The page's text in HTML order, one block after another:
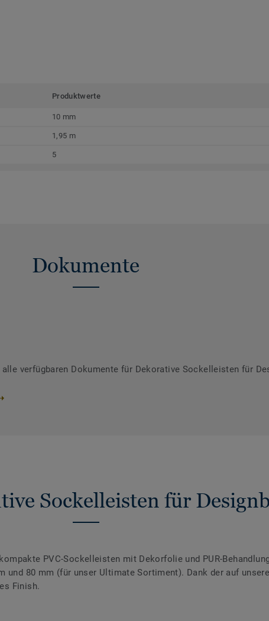
Produktwerte
10 mm
1,95 m
5
Dokumente
verfügbaren Dokumente für Dekorative Sockelleisten für
Sockelleisten für
PVC-Sockelleisten mit Dekorfolie und PUR-
80 mm (für unser Ultimate Sortiment). Dank der auf
Finish.